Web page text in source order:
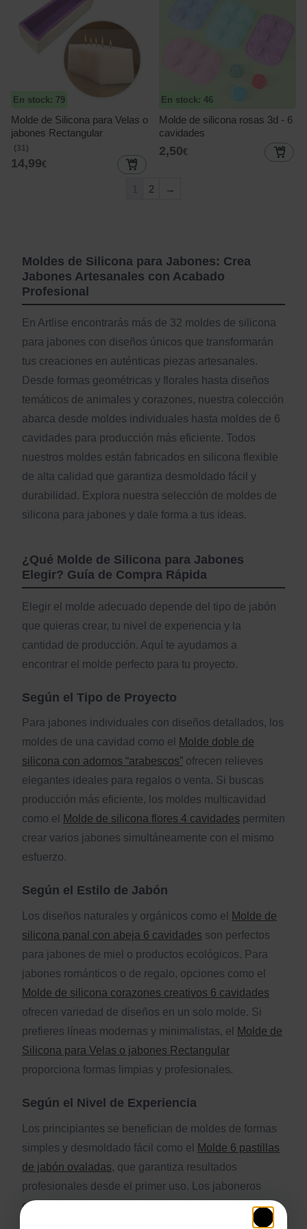
En stock: 79
Molde de Silicona para Velas o
jabones Rectangular
(31)
14,99€
En stock: 46
Molde de silicona rosas 3d - 6
cavidades
2,50€
2 →
Moldes de Silicona para Jabones: Crea
Jabones Artesanales con Acabado
Profesional
En Artlise encontrarás más de 32 moldes de silicona
para jabones con diseños únicos que transformarán
tus creaciones en auténticas piezas artesanales.
Desde formas geométricas y florales hasta diseños
temáticos de animales y corazones, nuestra colección
abarca desde moldes individuales hasta moldes de 6
cavidades para producción más eficiente. Todos
nuestros moldes están fabricados en silicona flexible
de alta calidad que garantiza desmoldado fácil y
durabilidad. Explora nuestra selección de moldes de
silicona para jabones y dale forma a tus ideas.
¿Qué Molde de Silicona para Jabones
Elegir? Guía de Compra Rápida
Elegir el molde adecuado depende del tipo de jabón
que quieras crear, tu nivel de experiencia y la
cantidad de producción. Aquí te ayudamos a
encontrar el molde perfecto para tu proyecto.
Según el Tipo de Proyecto
Para jabones individuales con diseños detallados, los
moldes de una cavidad como el
Molde doble de
silicona con adornos “arabescos” ofrecen relieves
elegantes ideales para regalos o venta. Si buscas
producción más eficiente, los moldes multicavidad
como el
Molde de silicona flores 4 cavidades permiten
crear varios jabones simultáneamente con el mismo
esfuerzo.
Según el Estilo de Jabón
Los diseños naturales y orgánicos como el
Molde de
silicona panal con abeja 6 cavidades son perfectos
para jabones de miel o productos ecológicos. Para
jabones románticos o de regalo, opciones como el
Molde de silicona corazones creativos 6 cavidades
ofrecen variedad de diseños en un solo molde. Si
prefieres líneas modernas y minimalistas, el
Molde de
Silicona para Velas o jabones Rectangular
proporciona formas limpias y profesionales.
Según el Nivel de Experiencia
Los principiantes se benefician de moldes de formas
simples y desmoldado fácil como el
Molde 6 pastillas
de jabón ovaladas, que garantiza resultados
profesionales desde el primer uso. Los jaboneros
experimentados pueden explorar diseños más
Molde de silicona sirena con bebé